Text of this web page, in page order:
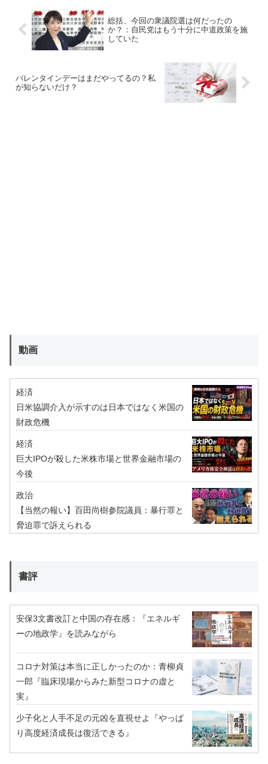
総括、今回の衆議院選は何だったの
か？：自民党はもう十分に中道政策を施
していた
バレンタインデーはまだやってるの？私
が知らないだけ？
動画
経済
日米協調介入が示すのは日本ではなく米国の
財政危機
経済
巨大IPOが殺した米株市場と世界金融市場の
今後
政治
【当然の報い】百田尚樹参院議員：暴行罪と
脅迫罪で訴えられる
書評
安保3文書改訂と中国の存在感：『エネルギ
ーの地政学』を読みながら
コロナ対策は本当に正しかったのか：青柳貞
一郎『臨床現場からみた新型コロナの虚と
実』
少子化と人手不足の元凶を直視せよ『やっぱ
り高度経済成長は復活できる』